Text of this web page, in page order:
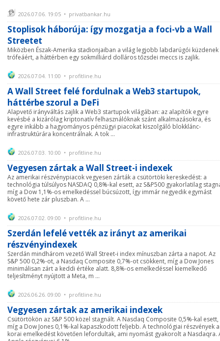
2026.07.06. 19:05 • privatbankar.hu
Stoplisok háborúja: így mozgatja a foci-vb a Wall
Streetet
Miközben Észak-Amerika stadionjaiban a világ legjobb labdarúgói küzdenek
trófeáért, a háttérben egy sokmilliárd dolláros tőzsdei meccs is zajlik.
2026.07.04. 11:00 • profitline.hu
A Wall Street felé fordulnak a Web3 startupok,
háttérbe szorul a DeFi
Alapvető irányváltás zajlik a Web3 startupok világában: az alapítók egyre
kevésbé a kizárólag kriptonatív felhasználóknak szánt alkalmazásokra, és
egyre inkább a hagyományos pénzügyi piacokat kiszolgáló blokklánc-
infrastruktúrára koncentrálnak. A tok ...
2026.07.03. 10:00 • profitline.hu
Vegyesen zártak a Wall Street-i indexek
Az amerikai részvénypiacok vegyesen zárták a csütörtöki kereskedést: a
technológia túlsúlyos NASDAQ 0,8%-kal esett, az S&P500 gyakorlatilag
míg a Dow 1,1%-os emelkedéssel búcsúzott, így immár negyedik egymást
követő hete zár pluszban. A ...
2026.07.02. 09:00 • profitline.hu
Szerdán lefelé vették az irányt az amerikai
részvényindexek
Szerdán mindhárom vezető Wall Street-i index mínuszban zárta a napot. Az
S&P 500 0,2%-ot, a Nasdaq Composite 0,7%-ot csökkent, míg a Dow Jones
minimálisan zárt a keddi értéke alatt. 8,8%-os emelkedéssel kiemelkedő
teljesítményt nyújtott a Meta, m ...
2026.06.26. 09:00 • profitline.hu
Vegyesen zártak az amerikai indexek
Csütörtökön az S&P 500 közel stagnált. A Nasdaq Composite 0,5%-kal esett,
míg a Dow Jones 0,1%-kal kapaszkodott feljebb. A technológiai részvények a
korai emelkedést követően lefordultak, ami nyomást gyakorolt a Nasdaqra.